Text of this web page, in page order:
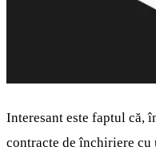
Interesant este faptul că,
contracte de închiriere cu